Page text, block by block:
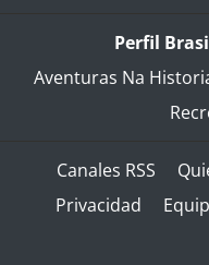
Perfil
Aventuras Na
Canales RSS
Privacidad